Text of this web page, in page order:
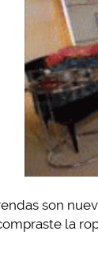
son
la